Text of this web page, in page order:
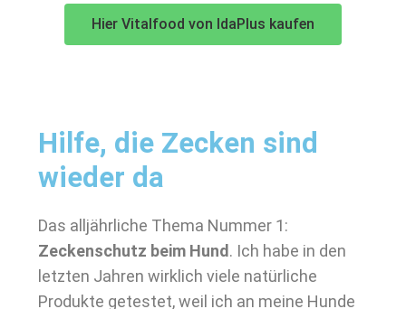
Hier Vitalfood von IdaPlus kaufen
Hilfe, die Zecken sind
wieder da
Das alljährliche Thema Nummer 1:
Zeckenschutz beim Hund . Ich habe in den
letzten Jahren wirklich viele natürliche
Produkte getestet, weil ich an meine Hunde